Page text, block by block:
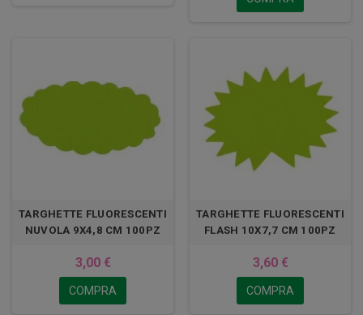
TARGHETTE FLUORESCENTI
NUVOLA 9X4,8 CM 100PZ
3,00 €
COMPRA
TARGHETTE FLUORESCENTI
FLASH 10X7,7 CM 100PZ
3,60 €
COMPRA